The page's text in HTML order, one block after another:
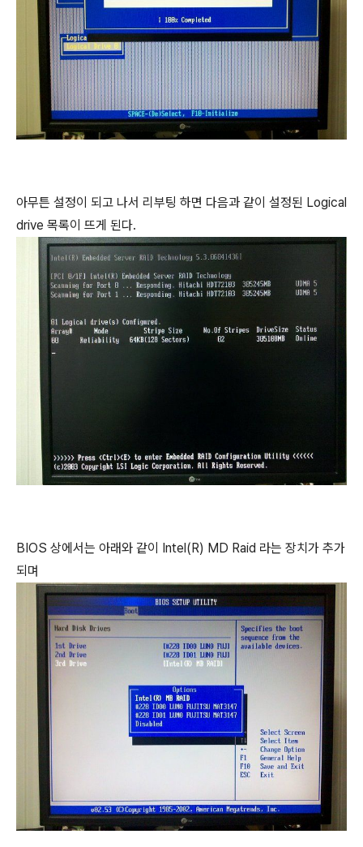
아무튼 설정이 되고 나서 리부팅 하면 다음과 같이 설정된 Logical
drive 목록이 뜨게 된다.
BIOS 상에서는 아래와 같이 Intel(R) MD Raid 라는 장치가 추가
되며